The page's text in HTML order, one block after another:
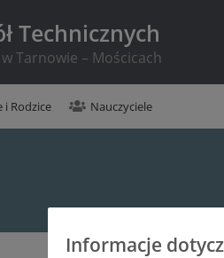
Technicznych
Tarnowie – Mościcach
i Rodzice Nauczyciele
Informacje